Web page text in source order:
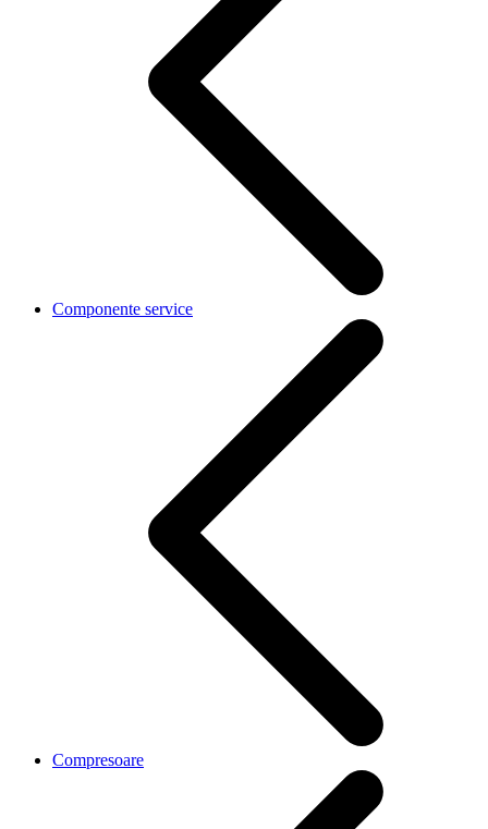
Componente service
Compresoare